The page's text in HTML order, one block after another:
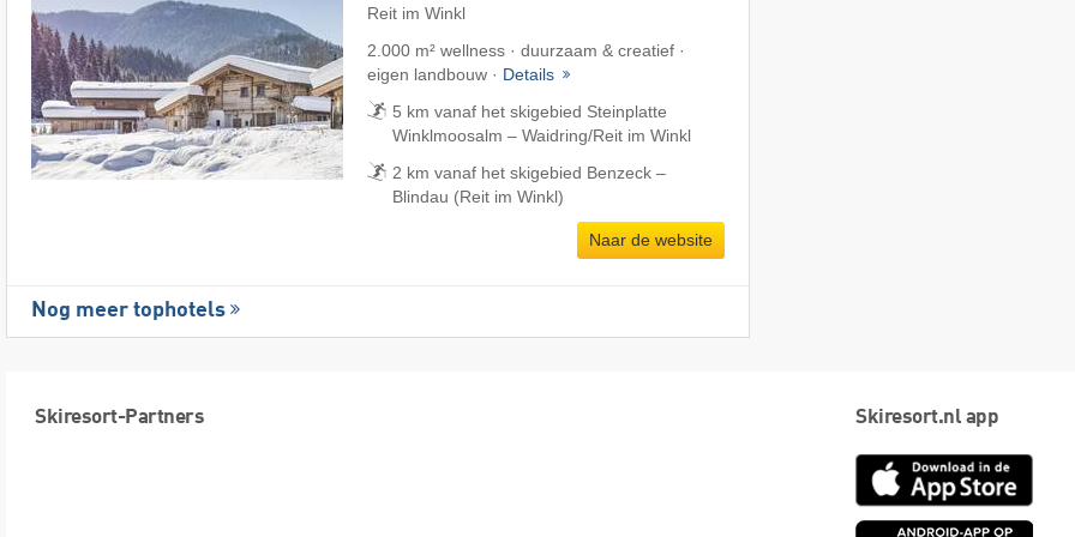
Reit im Winkl
2.000 m² wellness · duurzaam & creatief ·
eigen landbouw · Details
5 km vanaf het skigebied Steinplatte
Winklmoosalm – Waidring/​Reit im Winkl
2 km vanaf het skigebied Benzeck –
Blindau (Reit im Winkl)
Naar de website
Nog meer tophotels
Skiresort-Partners Skiresort.nl app
App